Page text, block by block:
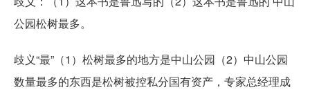
公园松树最多。
歧义“最”（1）松树最多的地方是中山公园（2）中山公园
数量最多的东西是松树被控私分国有资产，专家总经理成